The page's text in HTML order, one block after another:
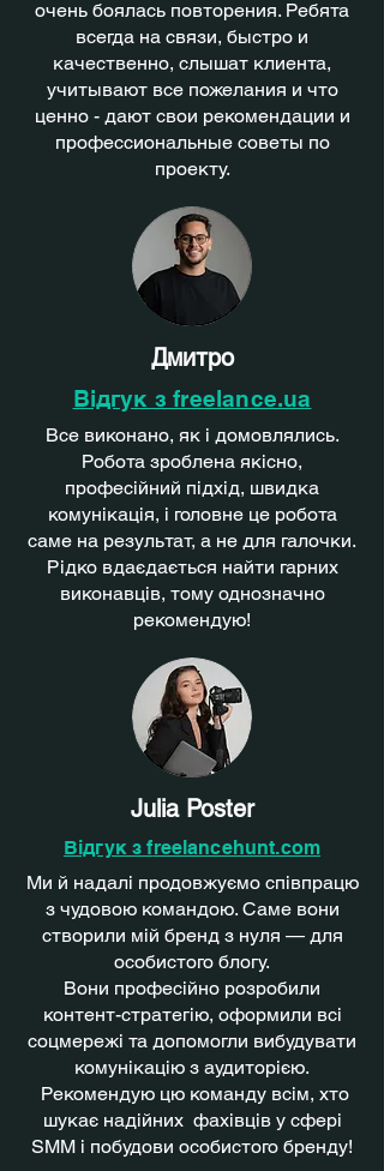
очень боялась повторения. Ребята
всегда на связи, быстро и
качественно, слышат клиента,
учитывают все пожелания и что
ценно - дают свои рекомендации и
профессиональные советы по
проекту.
Дмитро
Відгук з freelance.ua
Все виконано, як і домовлялись.
Робота зроблена якісно,
професійний підхід, швидка
комунікація, і головне це робота
саме на результат, а не для галочки.
Рідко вдаєдається найти гарних
виконавців, тому однозначно
рекомендую!
Julia Poster
Відгук з freelancehunt.com
Ми й надалі продовжуємо співпрацю
з чудовою командою. Саме вони
створили мій бренд з нуля — для
особистого блогу.
Вони професійно розробили
контент-стратегію, оформили всі
соцмережі та допомогли вибудувати
комунікацію з аудиторією.
Рекомендую цю команду всім, хто
шукає надійних фахівців у сфері
SMM і побудови особистого бренду!